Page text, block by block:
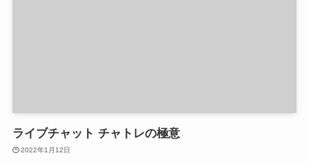
ライブチャット チャトレの極意
2022年1月12日